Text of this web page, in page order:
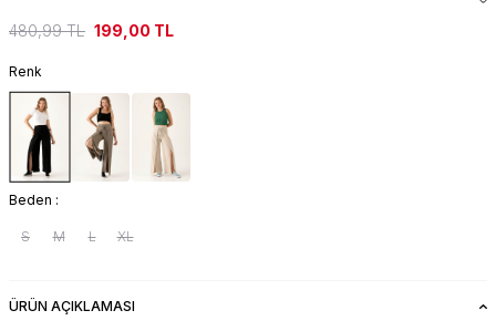
480,99TL 199,00 TL
Renk
Beden :
S M L XL
ÜRÜN AÇIKLAMASI